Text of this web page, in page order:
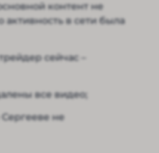
контент не
активность в сети была
сейчас –
все видео;
не